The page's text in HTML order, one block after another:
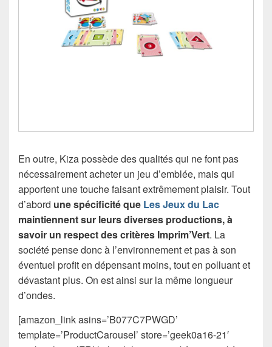
En outre, Kiza possède des qualités qui ne font pas
nécessairement acheter un jeu d’emblée, mais qui
apportent une touche faisant extrêmement plaisir. Tout
d’abord une spécificité que Les Jeux du Lac
maintiennent sur leurs diverses productions, à
savoir un respect des critères Imprim’Vert. La
société pense donc à l’environnement et pas à son
éventuel profit en dépensant moins, tout en polluant et
dévastant plus. On est ainsi sur la même longueur
d’ondes.
[amazon_link asins=’B077C7PWGD’
template=’ProductCarousel’ store=’geek0a16-21′